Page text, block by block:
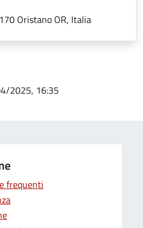
Oristano OR, Italia
2025, 16:35
frequenti